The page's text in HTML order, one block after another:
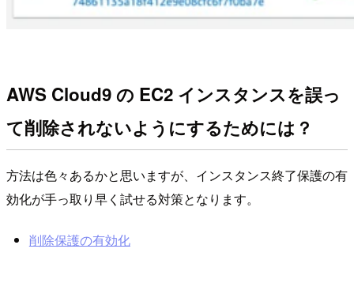
AWS Cloud9 の EC2 インスタンスを誤っ
て削除されないようにするためには？
方法は色々あるかと思いますが、インスタンス終了保護の有
効化が手っ取り早く試せる対策となります。
削除保護の有効化